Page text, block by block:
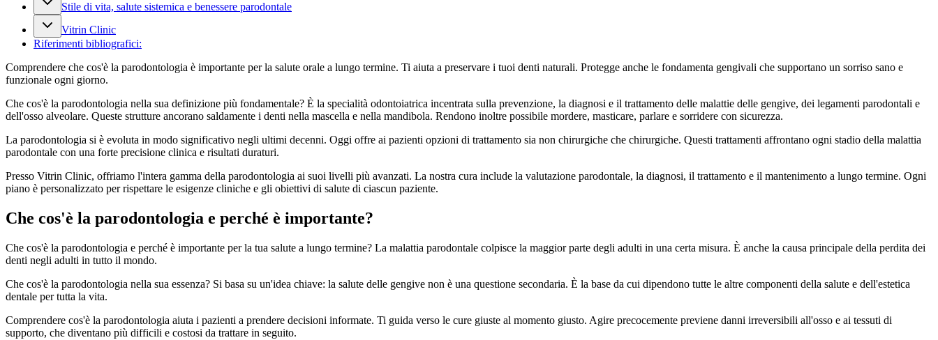
Stile di vita, salute sistemica e benessere parodontale
Vitrin Clinic
Riferimenti bibliografici:
Comprendere che cos'è la parodontologia è importante per la salute orale a lungo termine. Ti aiuta a preservare i tuoi denti naturali. Protegge anche le fondamenta gengivali che supportano un sorriso sano e
funzionale ogni giorno.
Che cos'è la parodontologia nella sua definizione più fondamentale? È la specialità odontoiatrica incentrata sulla prevenzione, la diagnosi e il trattamento delle malattie delle gengive, dei legamenti parodontali e
dell'osso alveolare. Queste strutture ancorano saldamente i denti nella mascella e nella mandibola. Rendono inoltre possibile mordere, masticare, parlare e sorridere con sicurezza.
La parodontologia si è evoluta in modo significativo negli ultimi decenni. Oggi offre ai pazienti opzioni di trattamento sia non chirurgiche che chirurgiche. Questi trattamenti affrontano ogni stadio della malattia
parodontale con una forte precisione clinica e risultati duraturi.
Presso Vitrin Clinic, offriamo l'intera gamma della parodontologia ai suoi livelli più avanzati. La nostra cura include la valutazione parodontale, la diagnosi, il trattamento e il mantenimento a lungo termine. Ogni
piano è personalizzato per rispettare le esigenze cliniche e gli obiettivi di salute di ciascun paziente.
Che cos'è la parodontologia e perché è importante?
Che cos'è la parodontologia e perché è importante per la tua salute a lungo termine? La malattia parodontale colpisce la maggior parte degli adulti in una certa misura. È anche la causa principale della perdita dei
denti negli adulti in tutto il mondo.
Che cos'è la parodontologia nella sua essenza? Si basa su un'idea chiave: la salute delle gengive non è una questione secondaria. È la base da cui dipendono tutte le altre componenti della salute e dell'estetica
dentale per tutta la vita.
Comprendere cos'è la parodontologia aiuta i pazienti a prendere decisioni informate. Ti guida verso le cure giuste al momento giusto. Agire precocemente previene danni irreversibili all'osso e ai tessuti di
supporto, che diventano più difficili e costosi da trattare in seguito.